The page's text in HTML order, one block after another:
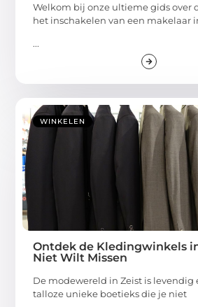
Welkom bij onze ultieme gids over
het inschakelen van een makelaar
...
WINKELEN
Ontdek de Kledingwinkels
Niet Wilt Missen
De modewereld in Zeist is levendig
talloze unieke boetieks die je niet